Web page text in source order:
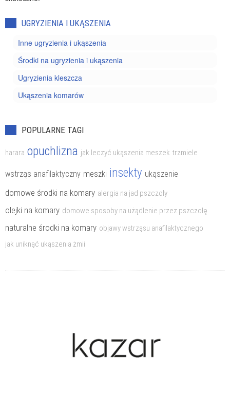
UGRYZIENIA I UKĄSZENIA
Inne ugryzienia i ukąszenia
Środki na ugryzienia i ukąszenia
Ugryzienia kleszcza
Ukąszenia komarów
POPULARNE TAGI
harara opuchlizna jak leczyć ukąszenia meszek trzmiele
wstrząs anafilaktyczny meszki insekty ukąszenie
domowe środki na komary alergia na jad pszczoły
olejki na komary domowe sposoby na użądlenie przez pszczołę
naturalne środki na komary objawy wstrząsu anafilaktycznego
jak uniknąć ukąszenia żmii